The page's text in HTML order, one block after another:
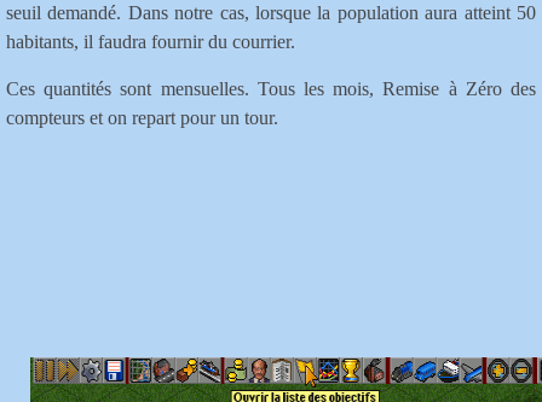
seuil demandé. Dans notre cas, lorsque la population aura atteint 50
habitants, il faudra fournir du courrier.
Ces quantités sont mensuelles. Tous les mois, Remise à Zéro des
compteurs et on repart pour un tour.